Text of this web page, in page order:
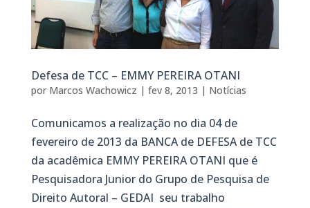
Defesa de TCC – EMMY PEREIRA OTANI
por Marcos Wachowicz | fev 8, 2013 | Notícias
Comunicamos a realização no dia 04 de
fevereiro de 2013 da BANCA de DEFESA de TCC
da acadêmica EMMY PEREIRA OTANI que é
Pesquisadora Junior do Grupo de Pesquisa de
Direito Autoral – GEDAI seu trabalho